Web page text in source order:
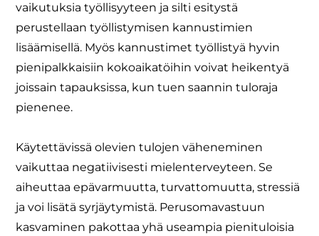
vaikutuksia työllisyyteen ja silti esitystä
perustellaan työllistymisen kannustimien
lisäämisellä. Myös kannustimet työllistyä hyvin
pienipalkkaisiin kokoaikatöihin voivat heikentyä
joissain tapauksissa, kun tuen saannin tuloraja
pienenee.
Käytettävissä olevien tulojen väheneminen
vaikuttaa negatiivisesti mielenterveyteen. Se
aiheuttaa epävarmuutta, turvattomuutta, stressiä
ja voi lisätä syrjäytymistä. Perusomavastuun
kasvaminen pakottaa yhä useampia pienituloisia